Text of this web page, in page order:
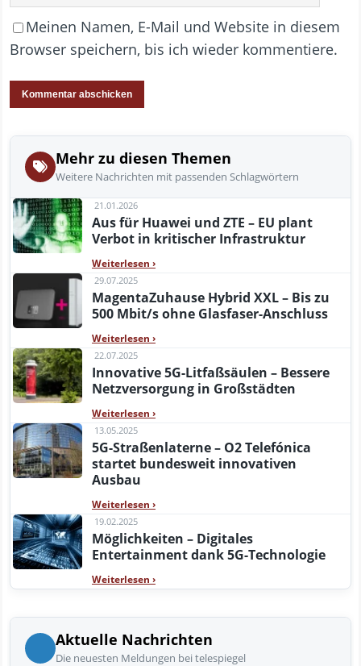
Meinen Namen, E-Mail und Website in diesem
Browser speichern, bis ich wieder kommentiere.
Mehr zu diesen Themen
Weitere Nachrichten mit passenden Schlagwörtern
21.01.2026
Aus für Huawei und ZTE – EU plant
Verbot in kritischer Infrastruktur
Weiterlesen ›
29.07.2025
MagentaZuhause Hybrid XXL – Bis zu
500 Mbit/s ohne Glasfaser-Anschluss
Weiterlesen ›
22.07.2025
Innovative 5G-Litfaßsäulen – Bessere
Netzversorgung in Großstädten
Weiterlesen ›
13.05.2025
5G-Straßenlaterne – O2 Telefónica
startet bundesweit innovativen
Ausbau
Weiterlesen ›
19.02.2025
Möglichkeiten – Digitales
Entertainment dank 5G-Technologie
Weiterlesen ›
Aktuelle Nachrichten
Die neuesten Meldungen bei telespiegel